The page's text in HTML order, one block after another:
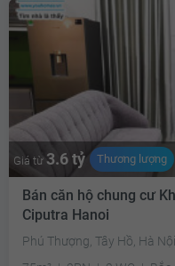
Giá từ 3.6 tỷ Thương lượng
Bán căn hộ chung cư
Ciputra Hanoi
Phú Thượng, Tây Hồ, Hà Nội